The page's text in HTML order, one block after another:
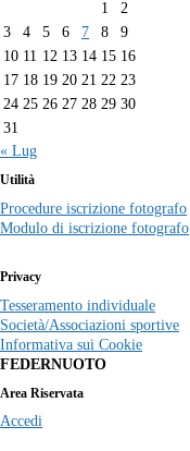
1
2
3
4 5 6 7 8
9
10 11 12 13 14 15 16
17 18 19 20 21 22 23
24 25 26 27 28 29 30
31
« Lug
Utilità
Procedure iscrizione fotografo
Modulo di iscrizione fotografo
Privacy
Tesseramento individuale
Società/Associazioni sportive
Informativa sui Cookie
FEDERNUOTO
Area Riservata
Accedi